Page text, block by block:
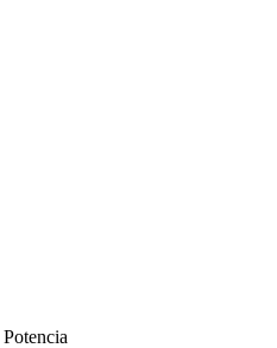
Potencia